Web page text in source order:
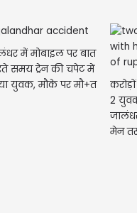
में मोबाइल पर बात
समय ट्रेन की चपेट में
युवक, मौके पर मौ+त
2
मेन